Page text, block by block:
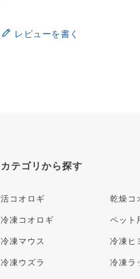
レビューを書く
カテゴリから探す
活コオロギ 乾燥コ
冷凍コオロギ ペット
冷凍マウス 冷凍ヒ
冷凍ウズラ 冷凍ラ